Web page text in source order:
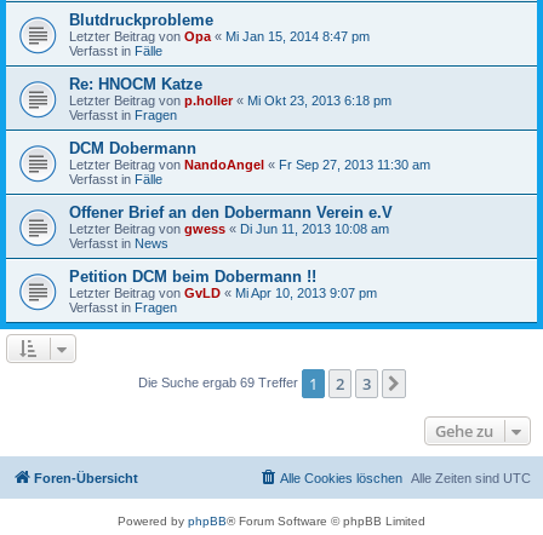
Blutdruckprobleme
Letzter Beitrag von Opa « Mi Jan 15, 2014 8:47 pm
Verfasst in Fälle
Re: HNOCM Katze
Letzter Beitrag von p.holler« Mi Okt 23, 2013 6:18 pm
Verfasst in Fragen
DCM Dobermann
Letzter Beitrag von NandoAngel « Fr Sep 27, 2013 11:30 am
Verfasst in Fälle
Offener Brief an den Dobermann Verein e.V
Letzter Beitrag von gwess « Di Jun 11, 2013 10:08 am
Verfasst in News
Petition DCM beim Dobermann !!
Letzter Beitrag von GvLD « Mi Apr 10, 2013 9:07 pm
Verfasst in Fragen
Die Suche ergab 69 Treffer 1 2 3
Gehe zu
Foren-Übersicht Alle Zeiten sind UTC
Alle Cookies löschen
Powered by phpBB® Forum Software © phpBB Limited